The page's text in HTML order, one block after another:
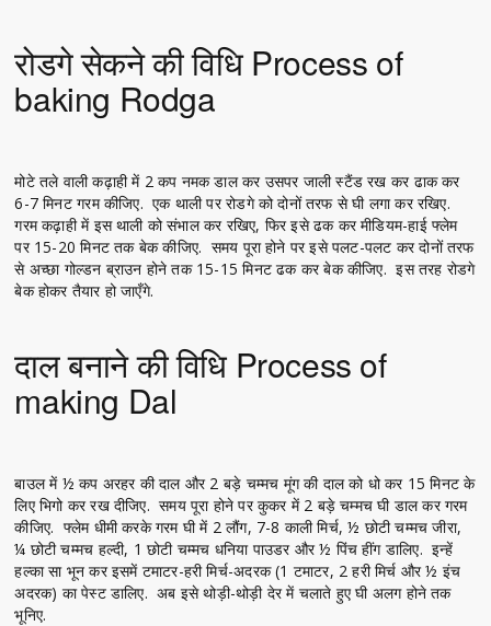
रोडगे सेकने की विधि Process of
baking Rodga
मोटे तले वाली कढ़ाही में 2 कप नमक डाल कर उसपर जाली स्टैंड रख कर ढाक कर
6-7 मिनट गरम कीजिए. एक थाली पर रोडगे को दोनों तरफ से घी लगा कर रखिए.
गरम कढ़ाही में इस थाली को संभाल कर रखिए, फिर इसे ढक कर मीडियम-हाई फ्लेम
पर 15-20 मिनट तक बेक कीजिए. समय पूरा होने पर इसे पलट-पलट कर दोनों तरफ
से अच्छा गोल्डन ब्राउन होने तक 15-15 मिनट ढक कर बेक कीजिए. इस तरह रोडगे
बेक होकर तैयार हो जाएँगे.
दाल बनाने की विधि Process of
making Dal
बाउल में ½ कप अरहर की दाल और 2 बड़े चम्मच मूंग की दाल को धो कर 15 मिनट के
लिए भिगो कर रख दीजिए. समय पूरा होने पर कुकर में 2 बड़े चम्मच घी डाल कर गरम
कीजिए. फ्लेम धीमी करके गरम घी में 2 लौंग, 7-8 काली मिर्च, ½ छोटी चम्मच जीरा,
¼ छोटी चम्मच हल्दी, 1 छोटी चम्मच धनिया पाउडर और ½ पिंच हींग डालिए. इन्हें
हल्का सा भून कर इसमें टमाटर-हरी मिर्च-अदरक (1 टमाटर, 2 हरी मिर्च और ½ इंच
अदरक) का पेस्ट डालिए. अब इसे थोड़ी-थोड़ी देर में चलाते हुए घी अलग होने तक
भूनिए.